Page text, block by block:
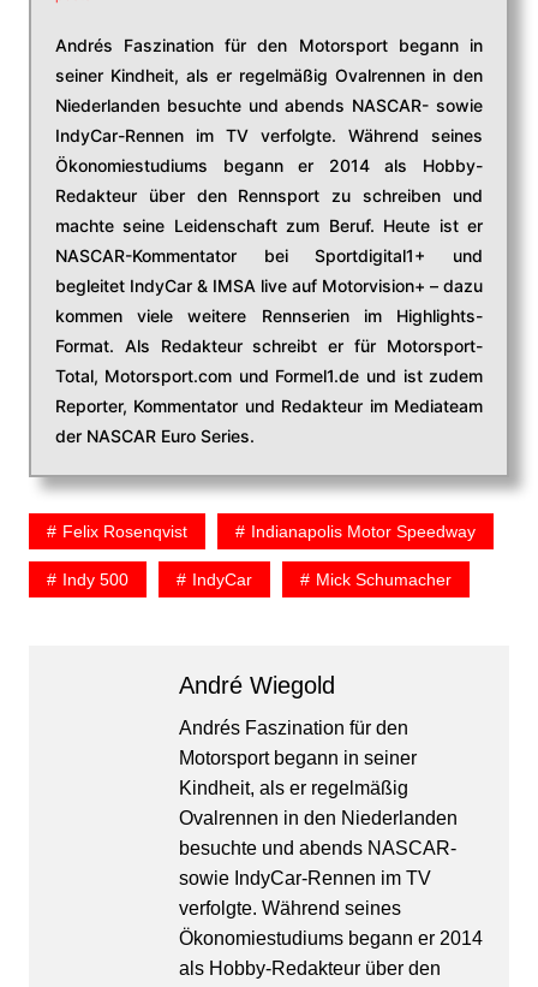
Andrés Faszination für den Motorsport begann in
seiner Kindheit, als er regelmäßig Ovalrennen in den
Niederlanden besuchte und abends NASCAR- sowie
IndyCar-Rennen im TV verfolgte. Während seines
Ökonomiestudiums begann er 2014 als Hobby-
Redakteur über den Rennsport zu schreiben und
machte seine Leidenschaft zum Beruf. Heute ist er
NASCAR-Kommentator bei Sportdigital1+ und
begleitet IndyCar & IMSA live auf Motorvision+ – dazu
kommen viele weitere Rennserien im Highlights-
Format. Als Redakteur schreibt er für Motorsport-
Total, Motorsport.com und Formel1.de und ist zudem
Reporter, Kommentator und Redakteur im Mediateam
der NASCAR Euro Series.
Felix Rosenqvist Indianapolis Motor Speedway
Indy 500 IndyCar Mick Schumacher
André Wiegold
Andrés Faszination für den
Motorsport begann in seiner
Kindheit, als er regelmäßig
Ovalrennen in den Niederlanden
besuchte und abends NASCAR-
sowie IndyCar-Rennen im TV
verfolgte. Während seines
Ökonomiestudiums begann er 2014
als Hobby-Redakteur über den